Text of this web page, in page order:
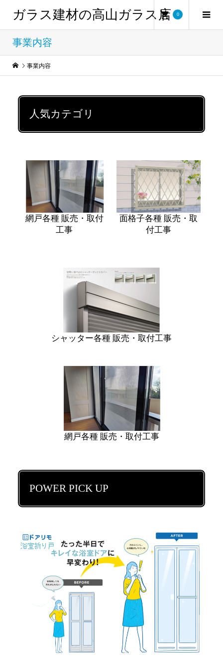
ガラス建材の高山ガラス店 0
事業内容
事業内容
人気カテゴリ
網戸各種 販売・取付
工事
面格子各種 販売・取
付工事
シャッター各種 販売・取付工事
網戸各種 販売・取付工事
POWER PICK UP